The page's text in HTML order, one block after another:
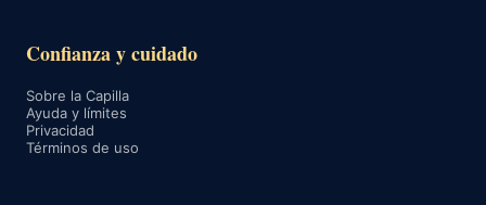
Confianza y cuidado
Sobre la Capilla
Ayuda y límites
Privacidad
Términos de uso